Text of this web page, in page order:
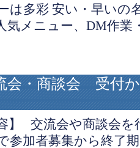
は多彩 安い・早いの
気メニュー、DM作
会・商談会 受付
】 交流会や商談会を
参加者募集から終了